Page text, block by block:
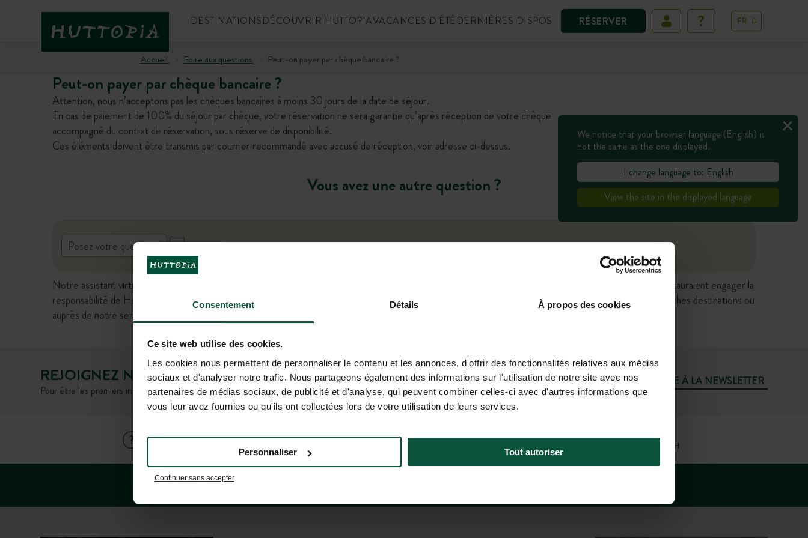
Consentement Détails À propos des cookies
Ce site web utilise des cookies.
Les cookies nous permettent de personnaliser le contenu et les annonces, d'offrir des fonctionnalités relatives aux médias
sociaux et d'analyser notre trafic. Nous partageons également des informations sur l'utilisation de notre site avec nos
partenaires de médias sociaux, de publicité et d'analyse, qui peuvent combiner celles-ci avec d'autres informations que
vous leur avez fournies ou qu'ils ont collectées lors de votre utilisation de leurs services.
Continuer sans accepter
Personnaliser Tout autoriser
RÉSERVER
DESTINATIONSDÉCOUVRIR HUTTOPIAVACANCES D'ÉTÉDERNIÈRES DISPOS FR
Accueil Foire aux questions Peut-on payer par chèque bancaire ?
Peut-on payer par chèque bancaire ?
Attention, nous n’acceptons pas les chèques bancaires à moins 30 jours de la date de séjour.
En cas de paiement de 100% du séjour par chèque, votre réservation ne sera garantie qu’après réception de votre chèque
accompagné du contrat de réservation, sous réserve de disponibilité.
Ces éléments doivent être transmis par courrier recommandé avec accusé de réception, voir adresse ci-dessus.
Vous avez une autre question ?
Notre assistant virtuel basé sur l’intelligence artificielle est actuellement en version bêta. Les réponses fournies n’ont aucune valeur contractuelle et ne sauraient engager la
responsabilité de Huttopia. Nous vous invitons à vérifier les informations importantes (prix, disponibilité, conditions de vente, etc.) directement sur les fiches destinations ou
auprès de notre service client.
We notice that your browser language (English) is
not the same as the one displayed.
I change language to: English
View the site in the displayed language
REJOIGNEZ NOTRE COMMUNAUTÉ
Pour être les premiers informés des actus et des offres promotionnelles d'Huttopia !
M'INSCRIRE À LA NEWSLETTER
FAQ AIDE ET CONTACT 04 37 64 22 35
DU MARDI AU SAMEDI : 10H À 13H - 14H À 19H